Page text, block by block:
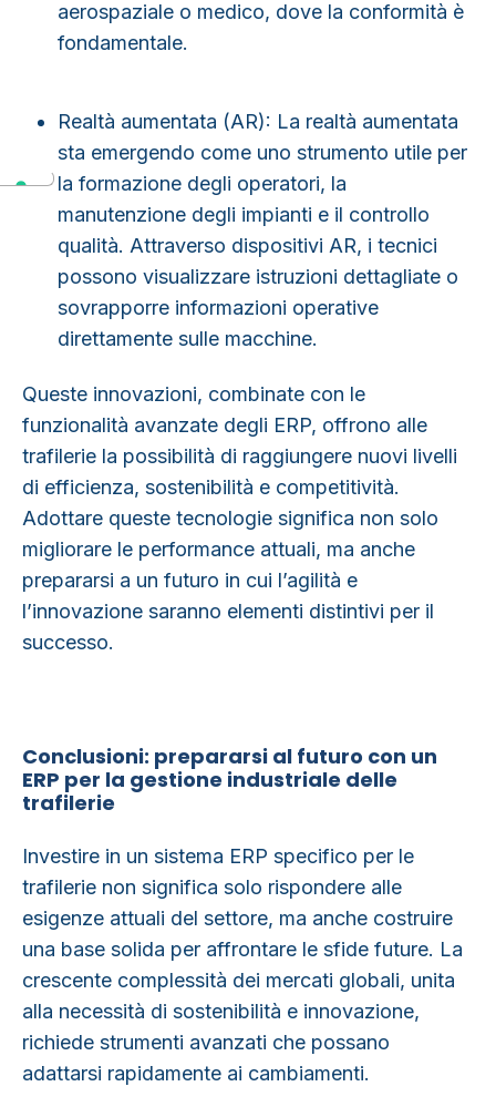
aerospaziale o medico, dove la conformità è
fondamentale.
Realtà aumentata (AR): La realtà aumentata
sta emergendo come uno strumento utile per
la formazione degli operatori, la
manutenzione degli impianti e il controllo
qualità. Attraverso dispositivi AR, i tecnici
possono visualizzare istruzioni dettagliate o
sovrapporre informazioni operative
direttamente sulle macchine.
Queste innovazioni, combinate con le
funzionalità avanzate degli ERP, offrono alle
trafilerie la possibilità di raggiungere nuovi livelli
di efficienza, sostenibilità e competitività.
Adottare queste tecnologie significa non solo
migliorare le performance attuali, ma anche
prepararsi a un futuro in cui l’agilità e
l’innovazione saranno elementi distintivi per il
successo.
Conclusioni: prepararsi al futuro con un
ERP per la gestione industriale delle
trafilerie
Investire in un sistema ERP specifico per le
trafilerie non significa solo rispondere alle
esigenze attuali del settore, ma anche costruire
una base solida per affrontare le sfide future. La
crescente complessità dei mercati globali, unita
alla necessità di sostenibilità e innovazione,
richiede strumenti avanzati che possano
adattarsi rapidamente ai cambiamenti.